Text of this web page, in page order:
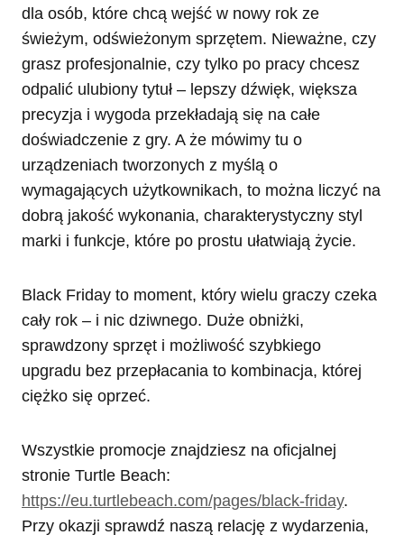
dla osób, które chcą wejść w nowy rok ze
świeżym, odświeżonym sprzętem. Nieważne, czy
grasz profesjonalnie, czy tylko po pracy chcesz
odpalić ulubiony tytuł – lepszy dźwięk, większa
precyzja i wygoda przekładają się na całe
doświadczenie z gry. A że mówimy tu o
urządzeniach tworzonych z myślą o
wymagających użytkownikach, to można liczyć na
dobrą jakość wykonania, charakterystyczny styl
marki i funkcje, które po prostu ułatwiają życie.
Black Friday to moment, który wielu graczy czeka
cały rok – i nic dziwnego. Duże obniżki,
sprawdzony sprzęt i możliwość szybkiego
upgradu bez przepłacania to kombinacja, której
ciężko się oprzeć.
Wszystkie promocje znajdziesz na oficjalnej
stronie Turtle Beach:
https://eu.turtlebeach.com/pages/black-friday.
Przy okazji sprawdź naszą relację z wydarzenia,